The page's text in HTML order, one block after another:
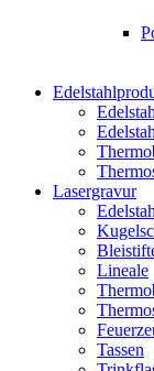
Lasergravur
Lineale
Tassen